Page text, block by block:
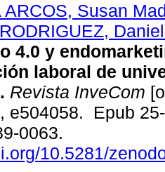
ARCOS, Susan
4.0 y
laboral de
Revista InveCom
e504058. Epub
0063.
10.5281/